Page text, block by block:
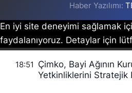
Haber Yazılımı:
En iyi site deneyimi sağlamak
faydalanıyoruz. Detaylar için
18:51
Çimko, Bayi Ağının
Yetkinliklerini Stratejik